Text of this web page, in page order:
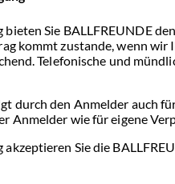
Sie BALLFREUNDE
kommt zustande, wenn
Telefonische und
durch den Anmelder auch
Anmelder wie für eigene
Sie die